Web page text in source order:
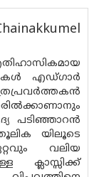
എഡ്‌ഗാർ
പടിഞ്ഞാറൻ
യിലൂടെ
വലിയ
ക്ലാസ്സിക്ക്